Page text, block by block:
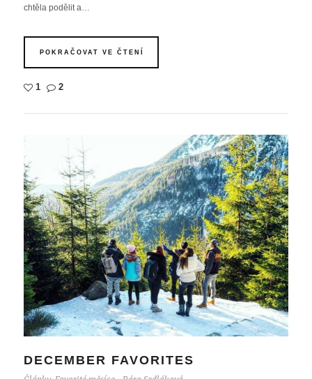
chtěla podělit a…
POKRAČOVAT VE ČTENÍ
1 2
DECEMBER FAVORITES